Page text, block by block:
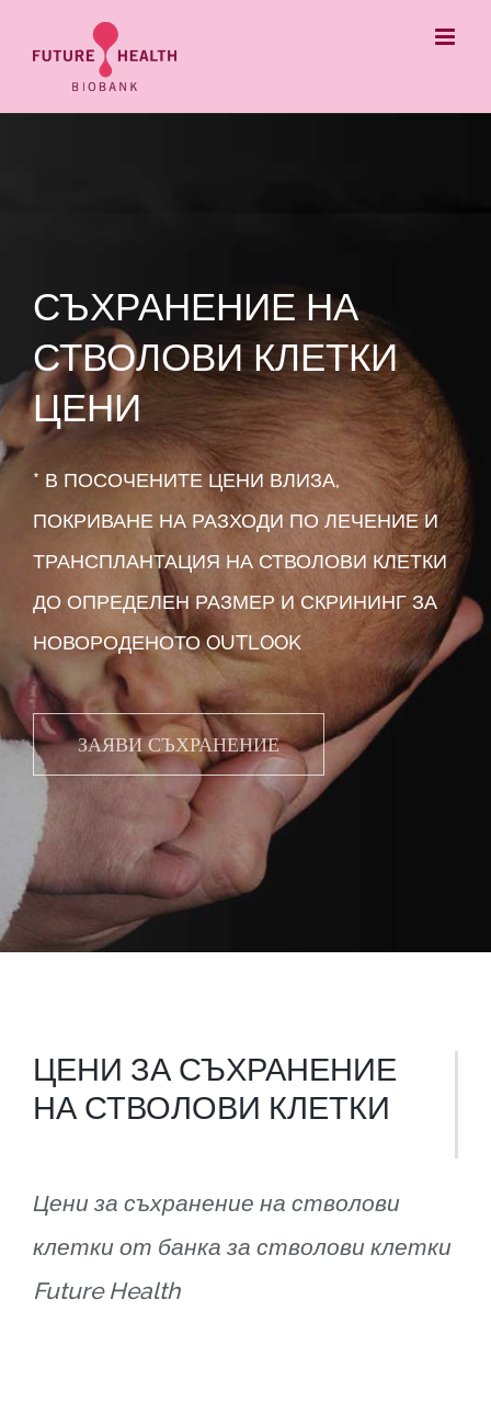
СЪХРАНЕНИЕ НА
СТВОЛОВИ КЛЕТКИ
ЦЕНИ
* В ПОСОЧЕНИТЕ ЦЕНИ ВЛИЗА,
ПОКРИВАНЕ НА РАЗХОДИ ПО ЛЕЧЕНИЕ И
ТРАНСПЛАНТАЦИЯ НА СТВОЛОВИ КЛЕТКИ
ДО ОПРЕДЕЛЕН РАЗМЕР И СКРИНИНГ ЗА
НОВОРОДЕНОТО OUTLOOK
ЗАЯВИ СЪХРАНЕНИЕ
ЦЕНИ ЗА СЪХРАНЕНИЕ
НА СТВОЛОВИ КЛЕТКИ
Цени за съхранение на стволови
клетки от банка за стволови клетки
Future Health